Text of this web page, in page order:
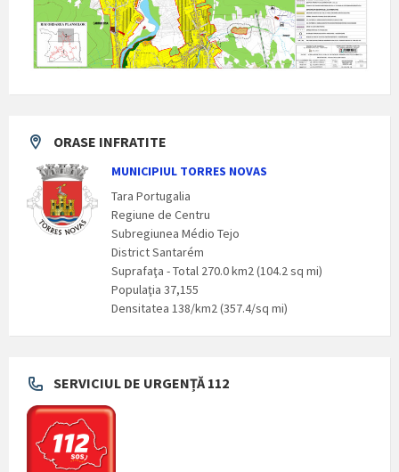
ORASE INFRATITE
MUNICIPIUL TORRES NOVAS
Tara Portugalia
Regiune de Centru
Subregiunea Médio Tejo
District Santarém
Suprafaţa - Total 270.0 km2 (104.2 sq mi)
Populaţia 37,155
Densitatea 138/km2 (357.4/sq mi)
SERVICIUL DE URGENȚĂ 112